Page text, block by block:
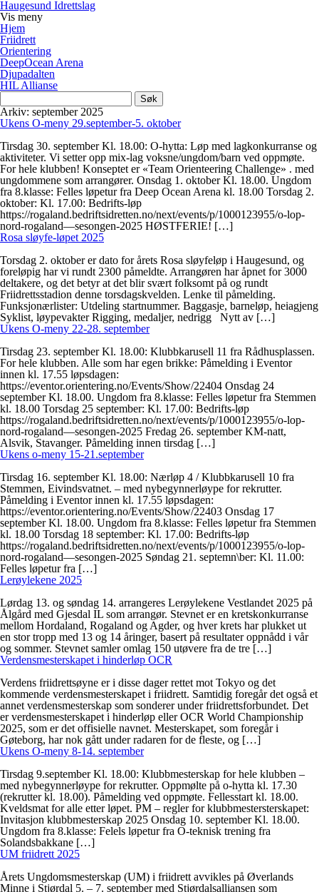
Haugesund Idrettslag
Vis meny
Hjem
Friidrett
Orientering
DeepOcean Arena
Djupadalten
HIL Allianse
Søk
etter:
Arkiv: september 2025
Ukens O-meny 29.september-5. oktober
Tirsdag 30. september Kl. 18.00: O-hytta: Løp med lagkonkurranse og
aktiviteter. Vi setter opp mix-lag voksne/ungdom/barn ved oppmøte.
For hele klubben! Konseptet er «Team Orienteering Challenge» . med
ungdommene som arrangører. Onsdag 1. oktober Kl. 18.00. Ungdom
fra 8.klasse: Felles løpetur fra Deep Ocean Arena kl. 18.00 Torsdag 2.
oktober: Kl. 17.00: Bedrifts-løp
https://rogaland.bedriftsidretten.no/next/events/p/1000123955/o-lop-
nord-rogaland—sesongen-2025 HØSTFERIE! […]
Rosa sløyfe-løpet 2025
Torsdag 2. oktober er dato for årets Rosa sløyfeløp i Haugesund, og
foreløpig har vi rundt 2300 påmeldte. Arrangøren har åpnet for 3000
deltakere, og det betyr at det blir svært folksomt på og rundt
Friidrettsstadion denne torsdagskvelden. Lenke til påmelding.
Funksjonærlister: Utdeling startnummer. Baggasje, barneløp, heiagjeng
Syklist, løypevakter Rigging, medaljer, nedrigg Nytt av […]
Ukens O-meny 22-28. september
Tirsdag 23. september Kl. 18.00: Klubbkarusell 11 fra Rådhusplassen.
For hele klubben. Alle som har egen brikke: Påmelding i Eventor
innen kl. 17.55 løpsdagen:
https://eventor.orientering.no/Events/Show/22404 Onsdag 24
september Kl. 18.00. Ungdom fra 8.klasse: Felles løpetur fra Stemmen
kl. 18.00 Torsdag 25 september: Kl. 17.00: Bedrifts-løp
https://rogaland.bedriftsidretten.no/next/events/p/1000123955/o-lop-
nord-rogaland—sesongen-2025 Fredag 26. september KM-natt,
Alsvik, Stavanger. Påmelding innen tirsdag […]
Ukens o-meny 15-21.september
Tirsdag 16. september Kl. 18.00: Nærløp 4 / Klubbkarusell 10 fra
Stemmen, Eivindsvatnet. – med nybegynnerløype for rekrutter.
Påmelding i Eventor innen kl. 17.55 løpsdagen:
https://eventor.orientering.no/Events/Show/22403 Onsdag 17
september Kl. 18.00. Ungdom fra 8.klasse: Felles løpetur fra Stemmen
kl. 18.00 Torsdag 18 september: Kl. 17.00: Bedrifts-løp
https://rogaland.bedriftsidretten.no/next/events/p/1000123955/o-lop-
nord-rogaland—sesongen-2025 Søndag 21. septemn\ber: Kl. 11.00:
Felles løpetur fra […]
Lerøylekene 2025
Lørdag 13. og søndag 14. arrangeres Lerøylekene Vestlandet 2025 på
Ålgård med Gjesdal IL som arrangør. Stevnet er en kretskonkurranse
mellom Hordaland, Rogaland og Agder, og hver krets har plukket ut
en stor tropp med 13 og 14 åringer, basert på resultater oppnådd i vår
og sommer. Stevnet samler omlag 150 utøvere fra de tre […]
Verdensmesterskapet i hinderløp OCR
Verdens friidrettsøyne er i disse dager rettet mot Tokyo og det
kommende verdensmesterskapet i friidrett. Samtidig foregår det også et
annet verdensmesterskap som sonderer under friidrettsforbundet. Det
er verdensmesterskapet i hinderløp eller OCR World Championship
2025, som er det offisielle navnet. Mesterskapet, som foregår i
Gøteborg, har nok gått under radaren for de fleste, og […]
Ukens O-meny 8-14. september
Tirsdag 9.september Kl. 18.00: Klubbmesterskap for hele klubben –
med nybegynnerløype for rekrutter. Oppmølte på o-hytta kl. 17.30
(rekrutter kl. 18.00). Påmelding ved oppmøte. Fellesstart kl. 18.00.
Kveldsmat for alle etter løpet. PM – regler for klubbmestersterskapet:
Invitasjon klubbmesterskap 2025 Onsdag 10. september Kl. 18.00.
Ungdom fra 8.klasse: Felels løpetur fra O-teknisk trening fra
Solandsbakkane […]
UM friidrett 2025
Årets Ungdomsmesterskap (UM) i friidrett avvikles på Øverlands
Minne i Stjørdal 5. – 7. september med Stjørdalsalliansen som